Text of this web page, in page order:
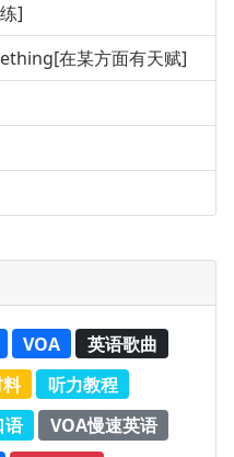
]
在某方面有天赋]
VOA
英语歌曲
听力教程
语
VOA慢速英语